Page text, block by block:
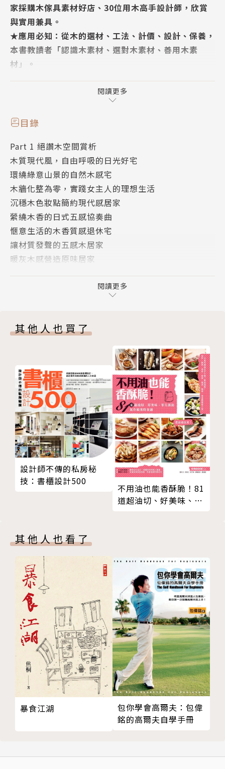
家採購木傢具素材好店、30位用木高手設計師，欣賞
與實用兼具。
★應用必知：從木的選材、工法、計價、設計、保養，
本書教讀者「認識木素材、選對木素材、善用木素
材」。
設計、實用木技法，資訊豐富完整一次給足。
木素材是室內空間設計不可或缺的要角，不論是居家或
不同，材質特性的差異，讓它成為可塑性極高又能展現
風格的材料。本書深入淺出地剖析適合台灣天候及空間
的木素材，邀集擅用木素材的設計師現身說法，以實際
案例賞析介紹各類木材的特色、用途、價格、施工、保
養等知識，讀者可根據自身喜好、需求、預算等條件，
尋找最適合自己的Mr. Woods，打造心中理想的木風
格空間。
閱讀更多
目錄
Part 1 絕讚木空間賞析
木質現代風，自由呼吸的日光好宅
環繞綠意山景的自然木感宅
木牆化整為零，實踐女主人的理想生活
沉穩木色妝點簡約現代感居家
縈繞木香的日式五感協奏曲
愜意生活的木香質感退休宅
讓材質發聲的五感木居家
暖灰木感營造原味居家
用集成胡桃木在空間中作畫
實木
木的加工與施工法
木素材清潔與保養
Plus 合板類板材
Part 3 空間設計常用木種及運用
檜木 質感細緻防蟲防腐
杉木 永續經濟的實用木
松木 木構造建築的要角
橡木 變化多元的百搭木種
柚木 質細紋美耐久度佳
檀木 色沉紋美的高級木種
鐵刀木 色澤穩重的裝飾木種
秋香木 色淺質細的木皮選擇
花梨木 色澤高雅氣味清香
梣木 堅硬紋理均勻的傢具材
斑馬木 紋理直而鮮明的裝飾木
合歡木 多作為裝飾用木皮
PLUS 1 更多木種運用賞析
PLUS 2 木的替代建材
Part 4 設計師及好店推薦
木傢具傢飾店
木料店
附錄 木素材專有名詞及裝修術語解釋
閱讀更多
其他人也買了
設計師不傳的私房秘
技：書櫃設計500
不用油也能香酥脆！81
道超油切、好美味、零
其他人也看了
暴食江湖
包你學會高爾夫：包偉
銘的高爾夫自學手冊